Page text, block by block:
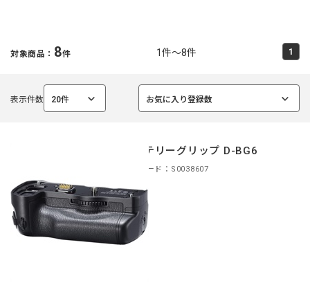
を
く
対象商品： 8件 1件～8件 1
表示件数 20件
選
お気に入り登録数
選
バッテリーグリップ D-BG6
商品コード：S0038607